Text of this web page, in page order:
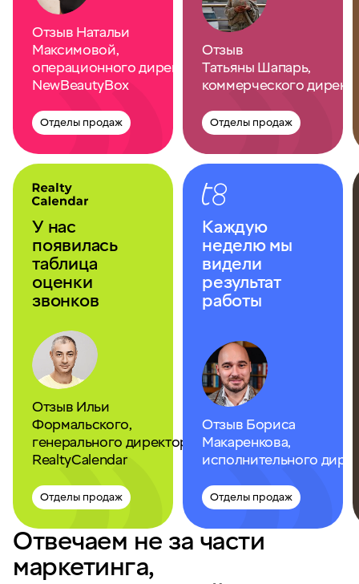
Отзыв Натальи
Максимовой,
операционного директора
NewBeautyBox
Отделы продаж
Отзыв
Татьяны Шапарь,
коммерческого
Отделы продаж
У нас
появилась
таблица
оценки
звонков
Отзыв Ильи
Формальского,
генерального директора
RealtyCalendar
Отделы продаж
Каждую
неделю мы
видели
результат
работы
Отзыв Бориса
Макаренкова,
исполнительного
Отделы продаж
Отвечаем не за части
маркетинга,